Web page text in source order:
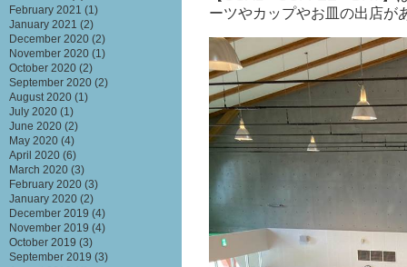
ーツやカップやお皿の出店が
February 2021 (1)
January 2021 (2)
December 2020 (2)
November 2020 (1)
October 2020 (2)
September 2020 (2)
August 2020 (1)
July 2020 (1)
June 2020 (2)
May 2020 (4)
April 2020 (6)
March 2020 (3)
February 2020 (3)
January 2020 (2)
December 2019 (4)
November 2019 (4)
October 2019 (3)
September 2019 (3)